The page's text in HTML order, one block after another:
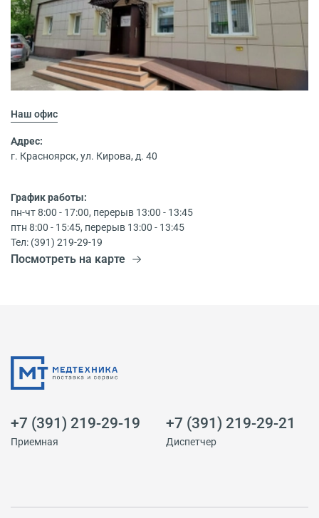
Наш офис
Адрес:
г. Красноярск, ул. Кирова, д. 40
График работы:
пн-чт 8:00 - 17:00, перерыв 13:00 - 13:45
птн 8:00 - 15:45, перерыв 13:00 - 13:45
Тел: (391) 219-29-19
Посмотреть на карте
+7 (391) 219-29-19
Приемная
+7 (391) 219-29-21
Диспетчер